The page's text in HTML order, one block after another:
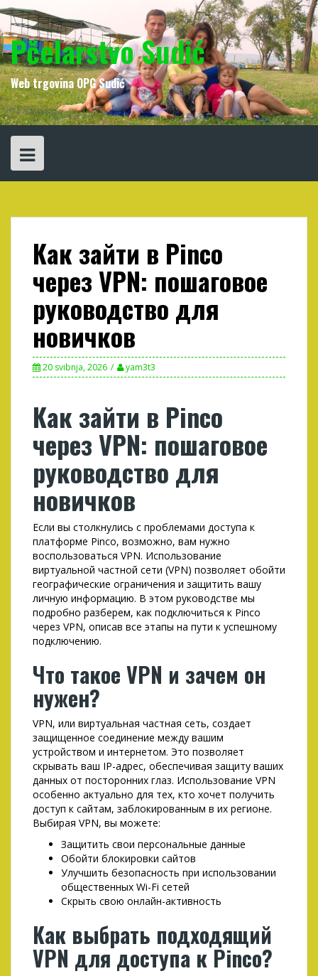
Skip
to
content
Pčelarstvo Sudić
Web trgovina OPG Sudić
Как зайти в Pinco
через VPN: пошаговое
руководство для
новичков
20 svibnja, 2026 yam3t3
Как зайти в Pinco
через VPN: пошаговое
руководство для
новичков
Если вы столкнулись с проблемами доступа к
платформе Pinco, возможно, вам нужно
воспользоваться VPN. Использование
виртуальной частной сети (VPN) позволяет обойти
географические ограничения и защитить вашу
личную информацию. В этом руководстве мы
подробно разберем, как подключиться к Pinco
через VPN, описав все этапы на пути к успешному
подключению.
Что такое VPN и зачем он
нужен?
VPN, или виртуальная частная сеть, создает
защищенное соединение между вашим
устройством и интернетом. Это позволяет
скрывать ваш IP-адрес, обеспечивая защиту ваших
данных от посторонних глаз. Использование VPN
особенно актуально для тех, кто хочет получить
доступ к сайтам, заблокированным в их регионе.
Выбирая VPN, вы можете:
Защитить свои персональные данные
Обойти блокировки сайтов
Улучшить безопасность при использовании
общественных Wi-Fi сетей
Скрыть свою онлайн-активность
Как выбрать подходящий
VPN для доступа к Pinco?